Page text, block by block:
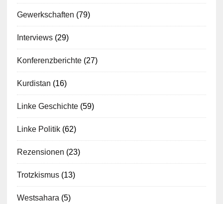
Gewerkschaften (79)
Interviews(29)
Konferenzberichte(27)
Kurdistan (16)
Linke Geschichte(59)
Linke Politik(62)
Rezensionen (23)
Trotzkismus(13)
Westsahara (5)